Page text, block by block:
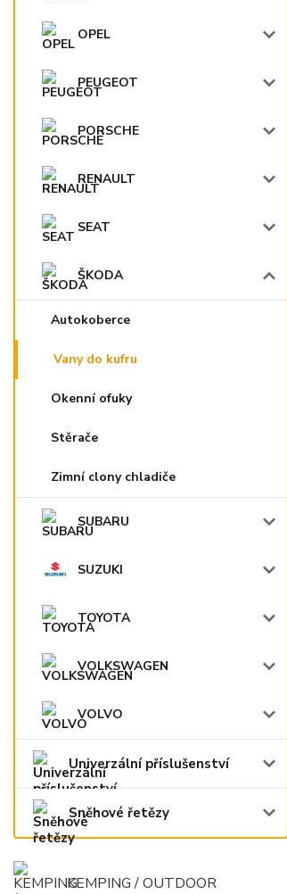
OPEL
PEUGEOT
PORSCHE
RENAULT
SEAT
ŠKODA
Autokoberce
Vany do kufru
Okenní ofuky
Stěrače
Zimní clony chladiče
SUBARU
SUZUKI
TOYOTA
VOLKSWAGEN
VOLVO
Univerzální příslušenství
Sněhové řetězy
KEMPING / OUTDOOR